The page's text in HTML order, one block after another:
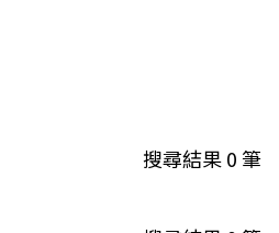
搜尋結果0筆